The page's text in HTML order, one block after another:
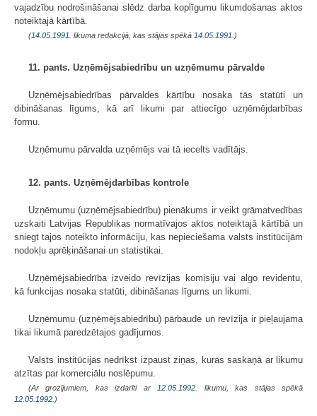
vajadzību nodrošināšanai slēdz darba koplīgumu likumdošanas aktos
noteiktajā kārtībā.
(14.05.1991. likuma redakcijā, kas stājas spēkā 14.05.1991.)
11. pants. Uzņēmējsabiedrību un uzņēmumu pārvalde
Uzņēmējsabiedrības pārvaldes kārtību nosaka tās statūti un
dibināšanas līgums, kā arī likumi par attiecīgo uzņēmējdarbības
formu.
Uzņēmumu pārvalda uzņēmējs vai tā iecelts vadītājs.
12. pants. Uzņēmējdarbības kontrole
Uzņēmumu (uzņēmējsabiedrību) pienākums ir veikt grāmatvedības
uzskaiti Latvijas Republikas normatīvajos aktos noteiktajā kārtībā un
sniegt tajos noteikto informāciju, kas nepieciešama valsts institūcijām
nodokļu aprēķināšanai un statistikai.
Uzņēmējsabiedrība izveido revīzijas komisiju vai algo revidentu,
kā funkcijas nosaka statūti, dibināšanas līgums un likumi.
Uzņēmumu (uzņēmējsabiedrību) pārbaude un revīzija ir pieļaujama
tikai likumā paredzētajos gadījumos.
Valsts institūcijas nedrīkst izpaust ziņas, kuras saskaņā ar likumu
atzītas par komerciālu noslēpumu.
(Ar grozījumiem, kas izdarīti ar12.05.1992. likumu, kas stājas spēkā
12.05.1992.)